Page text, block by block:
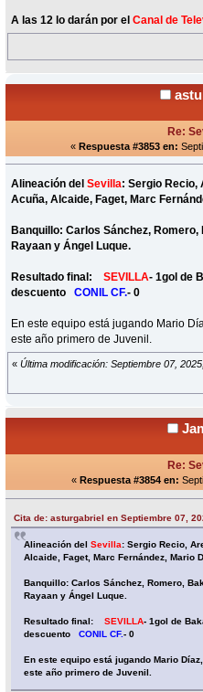
A las 12 lo darán por elCanal de
Re:
« Respuesta #3853 en:
Alineación delSevilla: Sergio Recio,
Acuña, Alcaide, Faget, Marc
Banquillo: Carlos Sánchez,
Rayaan y Ángel Luque.
Resultado final: SEVILLA- 1gol de
descuentoCONIL CF.- 0
En este equipo está jugando Mario
este año primero de Juvenil.
« Última modificación: Septiembre 07,
Re:
« Respuesta #3854 en:
Cita de: asturgabriel en Septiembre 07,
Alineación delSevilla: Sergio Recio,
Alcaide, Faget, Marc Fernández, Mario
Banquillo: Carlos Sánchez, Romero,
Rayaan y Ángel Luque.
Resultado final: SEVILLA- 1gol de
descuentoCONIL CF.- 0
En este equipo está jugando Mario
este año primero de Juvenil.